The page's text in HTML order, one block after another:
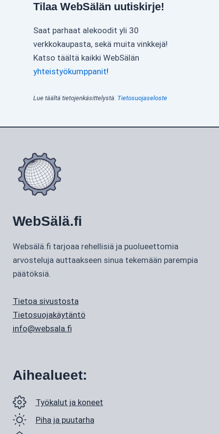
Tilaa WebSälän uutiskirje!
Saat parhaat alekoodit yli 30
verkkokaupasta, sekä muita vinkkejä!
Katso täältä kaikki WebSälän
yhteistyökumppanit!
Lue täältä tietojenkäsittelystä. Tietosuojaseloste
WebSälä.fi
Websälä.fi tarjoaa rehellisiä ja puolueettomia
arvosteluja auttaakseen sinua tekemään parempia
päätöksiä.
Tietoa sivustosta
Tietosuojakäytäntö
info@websala.fi
Aihealueet:
Työkalut ja koneet
Piha ja puutarha